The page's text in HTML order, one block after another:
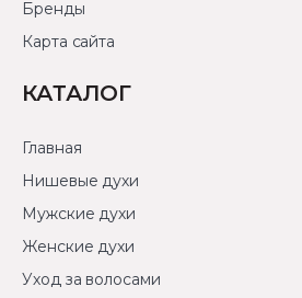
Бренды
Карта сайта
КАТАЛОГ
Главная
Нишевые духи
Мужские духи
Женские духи
Уход за волосами